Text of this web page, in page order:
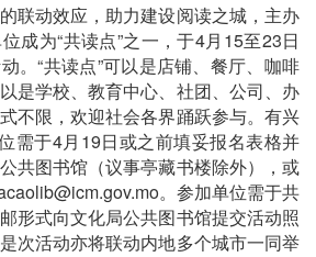
动效应，助力建设阅读之城，主办
成为“共读点”之一，于4月15至23日
。“共读点”可以是店铺、餐厅、咖啡
是学校、教育中心、社团、公司、办
不限，欢迎社会各界踊跃参与。有兴
需于4月19日或之前填妥报名表格并
共图书馆（议事亭藏书楼除外），或
。参加单位需于共
形式向文化局公共图书馆提交活动照
次活动亦将联动内地多个城市一同举